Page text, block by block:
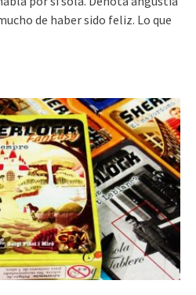
de haber sido feliz. Lo que